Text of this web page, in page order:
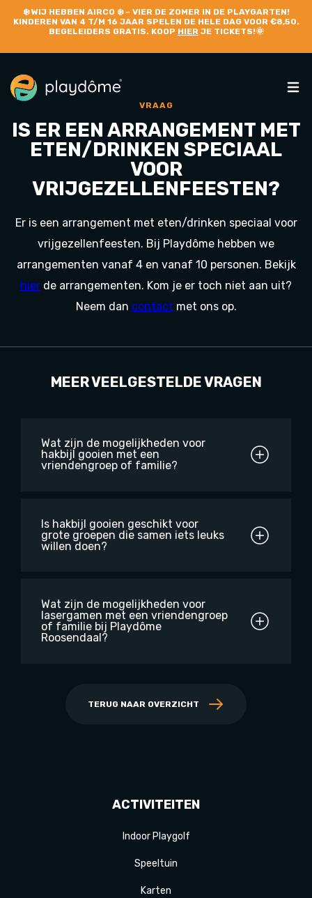
❄️WIJ HEBBEN AIRCO ❄️ – VIER DE ZOMER IN DE PLAYGARTEN!
KINDEREN VAN 4 T/M 16 JAAR SPELEN DE HELE DAG VOOR €8,50.
BEGELEIDERS GRATIS. KOOP HIERJE TICKETS!🌞
VRAAG
IS ER EEN ARRANGEMENT MET
ETEN/DRINKEN SPECIAAL
VOOR
VRIJGEZELLENFEESTEN?
Er is een arrangement met eten/drinken speciaal voor
vrijgezellenfeesten. Bij Playdôme hebben we
arrangementen vanaf 4 en vanaf 10 personen. Bekijk
hier de arrangementen. Kom je er toch niet aan uit?
Neem dan contact met ons op.
MEER VEELGESTELDE VRAGEN
Wat zijn de mogelijkheden voor
hakbijl gooien met een
vriendengroep of familie?
Is hakbijl gooien geschikt voor
grote groepen die samen iets leuks
willen doen?
Wat zijn de mogelijkheden voor
lasergamen met een vriendengroep
of familie bij Playdôme
Roosendaal?
TERUG NAAR OVERZICHT
ACTIVITEITEN
Indoor Playgolf
Speeltuin
Karten